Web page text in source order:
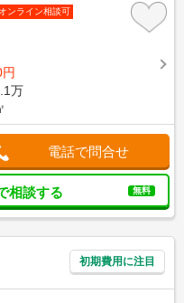
ンライン相談可
万
電話で問合せ
相談する 無料
初期費用に注目